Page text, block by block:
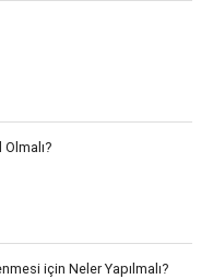
için Neler Yapılmalı?